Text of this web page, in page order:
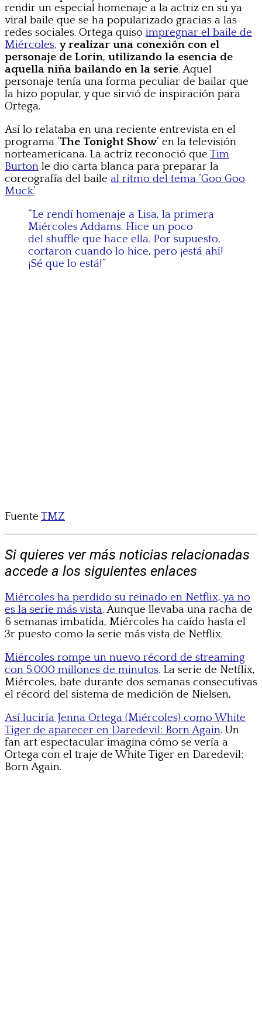
rendir un especial homenaje a la actriz en su ya
viral baile que se ha popularizado gracias a las
redes sociales. Ortega quiso impregnar el baile de
Miércoles, y realizar una conexión con el
personaje de Lorin, utilizando la esencia de
aquella niña bailando en la serie. Aquel
personaje tenía una forma peculiar de bailar que
la hizo popular, y que sirvió de inspiración para
Ortega.
Así lo relataba en una reciente entrevista en el
programa ‘The Tonight Show‘ en la televisión
norteamericana. La actriz reconoció que Tim
Burton le dio carta blanca para preparar la
coreografía del baile al ritmo del tema ‘Goo Goo
Muck’.
“Le rendí homenaje a Lisa, la primera
Miércoles Addams. Hice un poco
del shuffle que hace ella. Por supuesto,
cortaron cuando lo hice, pero ¡está ahí!
¡Sé que lo está!”
Fuente TMZ
Si quieres ver más noticias relacionadas
accede a los siguientes enlaces
Miércoles ha perdido su reinado en Netflix, ya no
es la serie más vista. Aunque llevaba una racha de
6 semanas imbatida, Miércoles ha caído hasta el
3r puesto como la serie más vista de Netflix.
Miércoles rompe un nuevo récord de streaming
con 5.000 millones de minutos. La serie de Netflix,
Miércoles, bate durante dos semanas consecutivas
el récord del sistema de medición de Nielsen,
Así luciría Jenna Ortega (Miércoles) como White
Tiger de aparecer en Daredevil: Born Again. Un
fan art espectacular imagina cómo se vería a
Ortega con el traje de White Tiger en Daredevil:
Born Again.